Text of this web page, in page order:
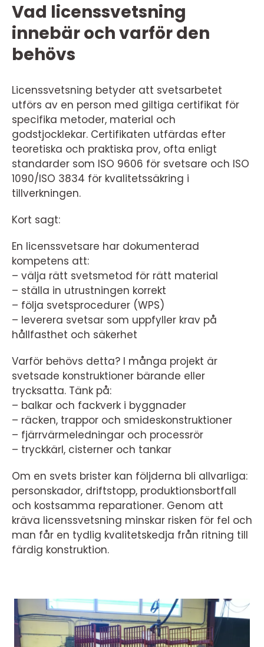
Vad licenssvetsning
innebär och varför den
behövs
Licenssvetsning betyder att svetsarbetet
utförs av en person med giltiga certifikat för
specifika metoder, material och
godstjocklekar. Certifikaten utfärdas efter
teoretiska och praktiska prov, ofta enligt
standarder som ISO 9606 för svetsare och ISO
1090/ISO 3834 för kvalitetssäkring i
tillverkningen.
Kort sagt:
En licenssvetsare har dokumenterad
kompetens att:
– välja rätt svetsmetod för rätt material
– ställa in utrustningen korrekt
– följa svetsprocedurer (WPS)
– leverera svetsar som uppfyller krav på
hållfasthet och säkerhet
Varför behövs detta? I många projekt är
svetsade konstruktioner bärande eller
trycksatta. Tänk på:
– balkar och fackverk i byggnader
– räcken, trappor och smideskonstruktioner
– fjärrvärmeledningar och processrör
– tryckkärl, cisterner och tankar
Om en svets brister kan följderna bli allvarliga:
personskador, driftstopp, produktionsbortfall
och kostsamma reparationer. Genom att
kräva licenssvetsning minskar risken för fel och
man får en tydlig kvalitetskedja från ritning till
färdig konstruktion.